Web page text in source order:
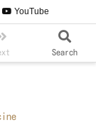
Search
YouTube